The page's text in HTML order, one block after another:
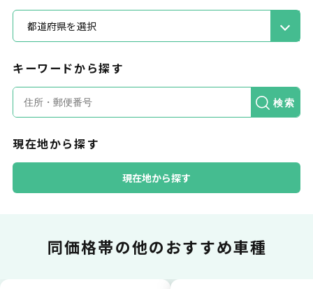
普段のお買い物同様、お車の月々利用料をカ
都道府県を選択
キーワードから探す
検索
現在地から探す
現在地から探す
同価格帯の他のおすすめ車種